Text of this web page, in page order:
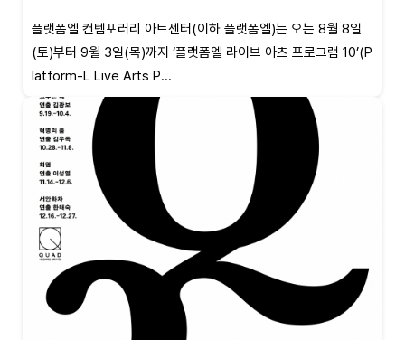
플랫폼엘 컨템포러리 아트센터(이하 플랫폼엘)는 오는 8월 8일
(토)부터 9월 3일(목)까지 ‘플랫폼엘 라이브 아츠 프로그램 10’(P
latform-L Live Arts P...